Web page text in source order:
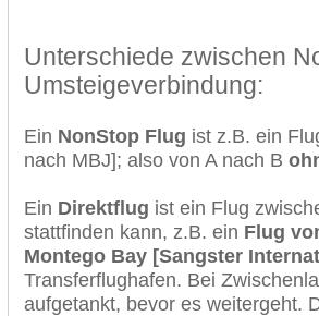
Unterschiede zwischen
Umsteigeverbindung:
Ein NonStop Flug ist z.B. ein
nach MBJ]; also von A nach B
Ein Direktflug ist ein Flug
stattfinden kann, z.B. ein Flug
Montego Bay [Sangster
Transferflughafen. Bei
aufgetankt, bevor es weitergeht.